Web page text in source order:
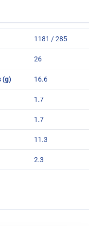
1181 / 285
26
(g) 16.6
1.7
1.7
11.3
2.3